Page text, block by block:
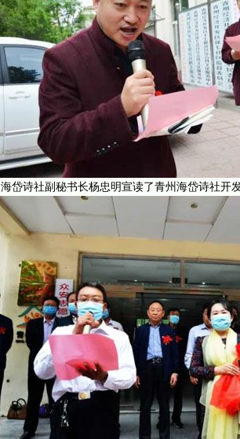
海岱诗社副秘书长杨忠明宣读了青州海岱诗社开